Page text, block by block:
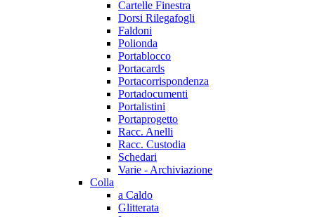
Cartelle Finestra
Dorsi Rilegafogli
Faldoni
Polionda
Portablocco
Portacards
Portacorrispondenza
Portadocumenti
Portalistini
Portaprogetto
Racc. Anelli
Racc. Custodia
Schedari
Varie - Archiviazione
Colla
a Caldo
Glitterata